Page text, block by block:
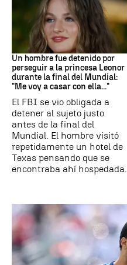
Mundial 2026
Un hombre fue detenido por
perseguir a la princesa Leonor
durante la final del Mundial:
"Me voy a casar con ella..."
El FBI se vio obligada a
detener al sujeto justo
antes de la final del
Mundial. El hombre visitó
repetidamente un hotel de
Texas pensando que se
encontraba ahí hospedada.